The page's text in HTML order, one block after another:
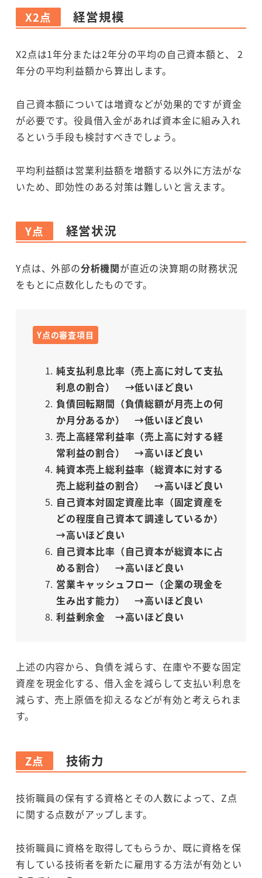
X2点 経営規模
X2点は1年分または2年分の平均の自己資本額と、 2
年分の平均利益額から算出します。
自己資本額については増資などが効果的ですが資金
が必要です。役員借入金があれば資本金に組み入れ
るという手段も検討すべきでしょう。
平均利益額は営業利益額を増額する以外に方法がな
いため、即効性のある対策は難しいと言えます。
Y点 経営状況
Y点は、外部の分析機関が直近の決算期の財務状況
をもとに点数化したものです。
Y点の審査項目
純支払利息比率（売上高に対して支払
利息の割合） →低いほど良い
負債回転期間（負債総額が月売上の何
か月分あるか） →低いほど良い
売上高経常利益率（売上高に対する経
常利益の割合） →高いほど良い
純資本売上総利益率（総資本に対する
売上総利益の割合） →高いほど良い
自己資本対固定資産比率（固定資産を
どの程度自己資本て調達しているか）
→高いほど良い
自己資本比率（自己資本が総資本に占
める割合） →高いほど良い
営業キャッシュフロー（企業の現金を
生み出す能力） →高いほど良い
利益剰余金 →高いほど良い
上述の内容から、負債を減らす、在庫や不要な固定
資産を現金化する、借入金を減らして支払い利息を
減らす、売上原価を抑えるなどが有効と考えられま
す。
Z点 技術力
技術職員の保有する資格とその人数によって、Z点
に関する点数がアップします。
技術職員に資格を取得してもらうか、既に資格を保
有している技術者を新たに雇用する方法が有効とい